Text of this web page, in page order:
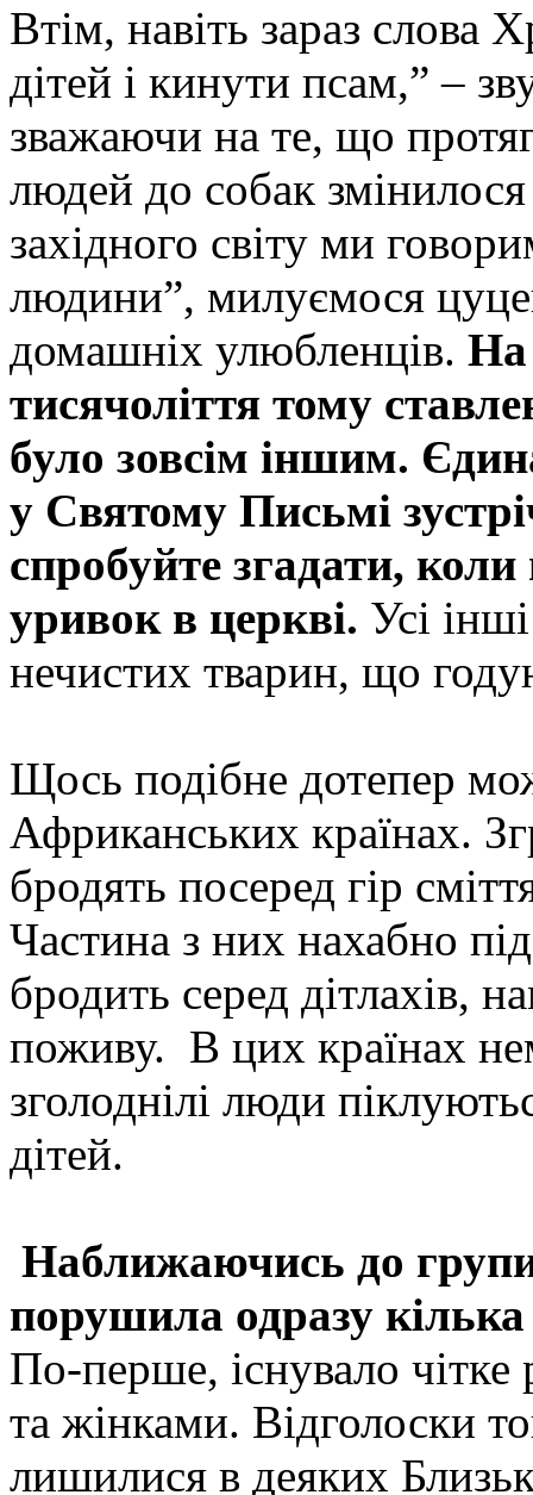
Втім, навіть зараз слова
дітей і кинути псам,” –
зважаючи на те, що
людей до собак
західного світу ми
людини”, милуємося
домашніх улюбленців. На
тисячоліття тому
було зовсім іншим.
у Святому Письмі
спробуйте згадати,
уривок в церкві. Усі
нечистих тварин, що
Щось подібне дотепер
Африканських країнах.
бродять посеред гір
Частина з них нахабно
бродить серед дітлахів,
поживу. В цих країнах
зголоднілі люди
дітей.
Наближаючись до
порушила одразу
По-перше, існувало
та жінками. Відголоски
лишилися в деяких